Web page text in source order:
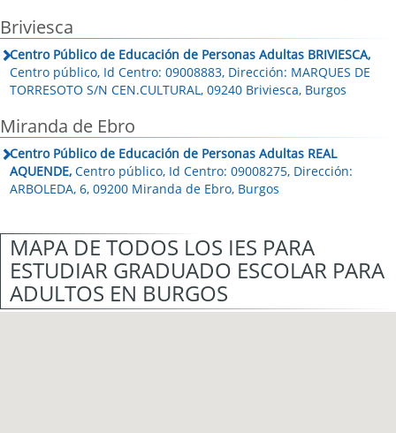
Briviesca
Centro Público de Educación de Personas Adultas BRIVIESCA,
Centro público, Id Centro: 09008883, Dirección: MARQUES DE
TORRESOTO S/N CEN.CULTURAL, 09240 Briviesca, Burgos
Miranda de Ebro
Centro Público de Educación de Personas Adultas REAL
AQUENDE, Centro público, Id Centro: 09008275, Dirección:
ARBOLEDA, 6, 09200 Miranda de Ebro, Burgos
MAPA DE TODOS LOS IES PARA
ESTUDIAR GRADUADO ESCOLAR PARA
ADULTOS EN BURGOS